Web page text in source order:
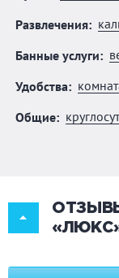
Развлечения:
Банные услуги:
Удобства:
Общие: